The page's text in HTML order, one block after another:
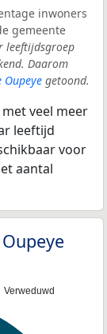
inwoners
gemeente
leeftijdsgroep
Daarom
Oupeye getoond.
veel meer
leeftijd
voor
aantal
Verweduwd